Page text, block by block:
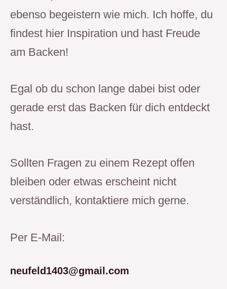
ebenso begeistern wie mich. Ich hoffe, du
findest hier Inspiration und hast Freude
am Backen!
Egal ob du schon lange dabei bist oder
gerade erst das Backen für dich entdeckt
hast.
Sollten Fragen zu einem Rezept offen
bleiben oder etwas erscheint nicht
verständlich, kontaktiere mich gerne.
Per E-Mail:
neufeld1403@gmail.com